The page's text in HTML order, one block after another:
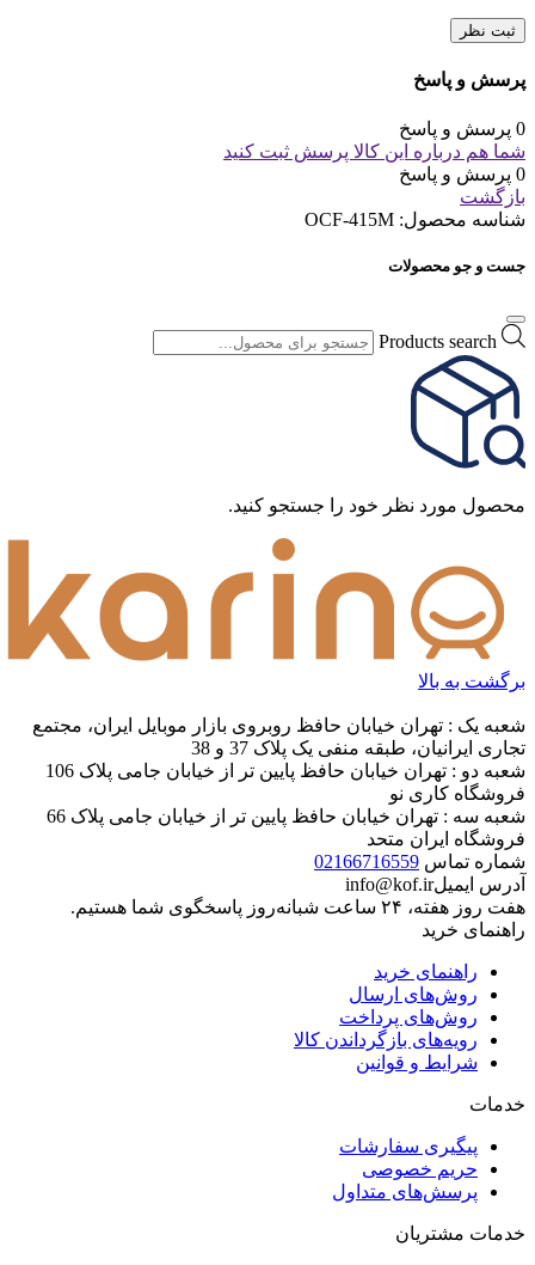
ثبت نظر
پرسش و پاسخ
0 پرسش و پاسخ
شما هم درباره این کالا پرسش ثبت کنید
0 پرسش و پاسخ
بازگشت
شناسه محصول: OCF-415M
جست و جو محصولات
Products search
محصول مورد نظر خود را جستجو کنید.
برگشت به بالا
شعبه یک : تهران خیابان حافظ روبروی بازار موبایل ایران، مجتمع
تجاری ایرانیان، طبقه منفی یک پلاک 37 و 38
شعبه دو : تهران خیابان حافظ پایین تر از خیابان جامی پلاک 106
فروشگاه کاری نو
شعبه سه : تهران خیابان حافظ پایین تر از خیابان جامی پلاک 66
فروشگاه ایران متحد
شماره تماس 02166716559
آدرس ایمیلinfo@kof.ir
هفت روز هفته، ۲۴ ساعت شبانه‌روز پاسخگوی شما هستیم.
راهنمای خرید
راهنمای خرید
روش‌های ارسال
روش‌های پرداخت
رویه‌های بازگرداندن کالا
شرایط و قوانین
خدمات
پیگیری سفارشات
حریم خصوصی
پرسش‌های متداول
خدمات مشتریان